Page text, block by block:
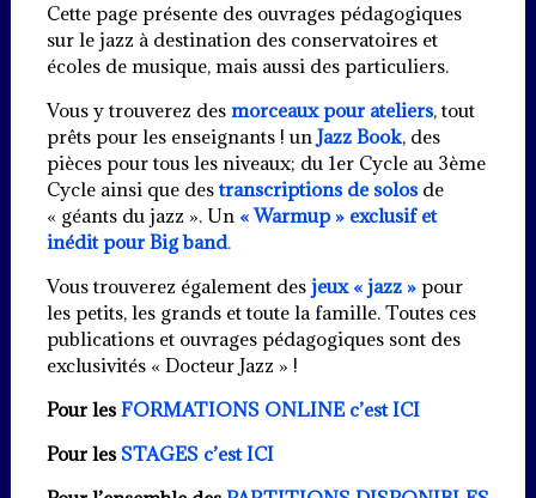
Cette page présente des ouvrages pédagogiques
sur le jazz à destination des conservatoires et
écoles de musique, mais aussi des particuliers.
Vous y trouverez des morceaux pour ateliers, tout
prêts pour les enseignants ! un Jazz Book, des
pièces pour tous les niveaux; du 1er Cycle au 3ème
Cycle ainsi que des transcriptions de solosde
« géants du jazz ». Un « Warmup » exclusif et
inédit pour Big band.
Vous trouverez également des jeux « jazz »pour
les petits, les grands et toute la famille. Toutes ces
publications et ouvrages pédagogiques sont des
exclusivités « Docteur Jazz » !
Pour lesFORMATIONS ONLINE c’est ICI
Pour les STAGES c’est ICI